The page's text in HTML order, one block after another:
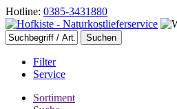
Hotline: 0385-3431880
Filter
Service
Sortiment